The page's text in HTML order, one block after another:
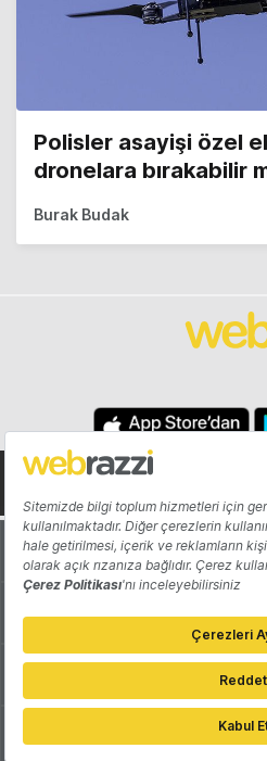
Polisler asayişi özel
dronelara bırakabilir
Burak Budak
Hakkında
Katkıda Bulun